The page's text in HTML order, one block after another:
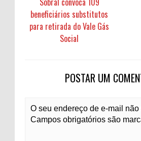
beneficiários substitutos
para retirada do Vale Gás
Social
POSTAR UM
O seu endereço de e-mail
Campos obrigatórios são